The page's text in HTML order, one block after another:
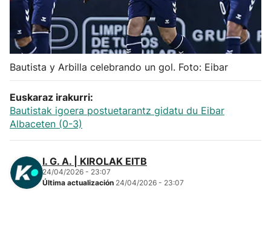
Atletismo
Carreras de montaña
Más deportes
"Helmuga"
Bautista y Arbilla celebrando un gol. Foto: Eibar
Euskaraz irakurri:
Bautistak igoera postuetarantz gidatu du Eibar
Albaceten (0-3)
I. G. A. | KIROLAK EITB
24/04/2026 - 23:07
Última actualización 24/04/2026 - 23:07